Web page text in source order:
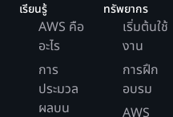
เรียนรู้
AWS คือ
อะไร
การ
ประมวล
ผลบน
ทรัพยากร
เริ่มต้นใช้
งาน
การฝึก
อบรม